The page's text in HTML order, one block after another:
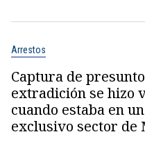
Arrestos
Captura de
extradición se hizo
cuando estaba en
exclusivo sector de